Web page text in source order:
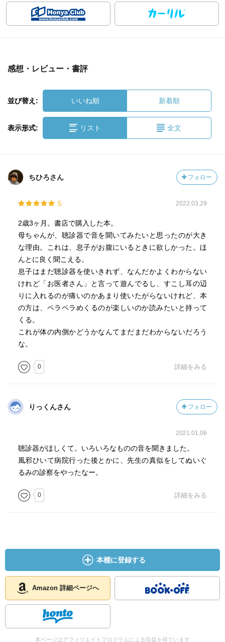
感想・レビュー・書評
並び替え: いいね順 新着順
表示形式: リスト 全文
ちひろさん フォロー
5 2022.03.29
2歳3ヶ月。書店で購入した本。
母ちゃんが、聴診器で音を聞いてみたいと思ったのが大き
な理由。これは、息子がお腹にいるときに欲しかった。ほ
んとに良く聞こえる。
息子はまだ聴診器を使いきれず、なんだかよくわからない
けれど「お医者さん」と言って遊んでるし、すこし耳の辺
りに入れるのが痛いのかあまり使いたがらないけれど、本
の方は、ペラペラめくるのが楽しいのか読みたいと持って
くる。
これが体の内側かどうかなんてまだまだわからないだろう
な。
0 詳細をみる
りっくんさん フォロー
2021.01.06
聴診器がほしくて。いろいろなものの音を聞きました。
風邪ひいて病院行った後とかに、先生の真似をしてぬいぐ
るみの診察をやったなー。
0 詳細をみる
本棚に登録する
Amazon 詳細ページへ
本ページはアフィリエイトプログラムによる収益を得ています